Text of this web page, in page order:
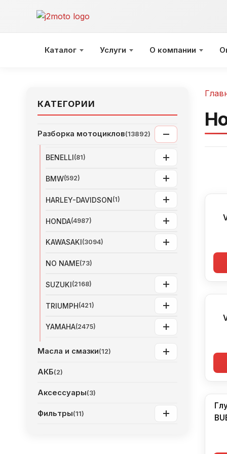
Каталог Услуги О компании
КАТЕГОРИИ
Разборка мотоциклов(13892)
BENELLI(81)
BMW(592)
HARLEY-DAVIDSON(1)
HONDA(4987)
KAWASAKI(3094)
NO NAME(73)
SUZUKI(2168)
TRIUMPH(421)
YAMAHA(2475)
Масла и смазки(12)
АКБ(2)
Аксессуары(3)
Фильтры(11)